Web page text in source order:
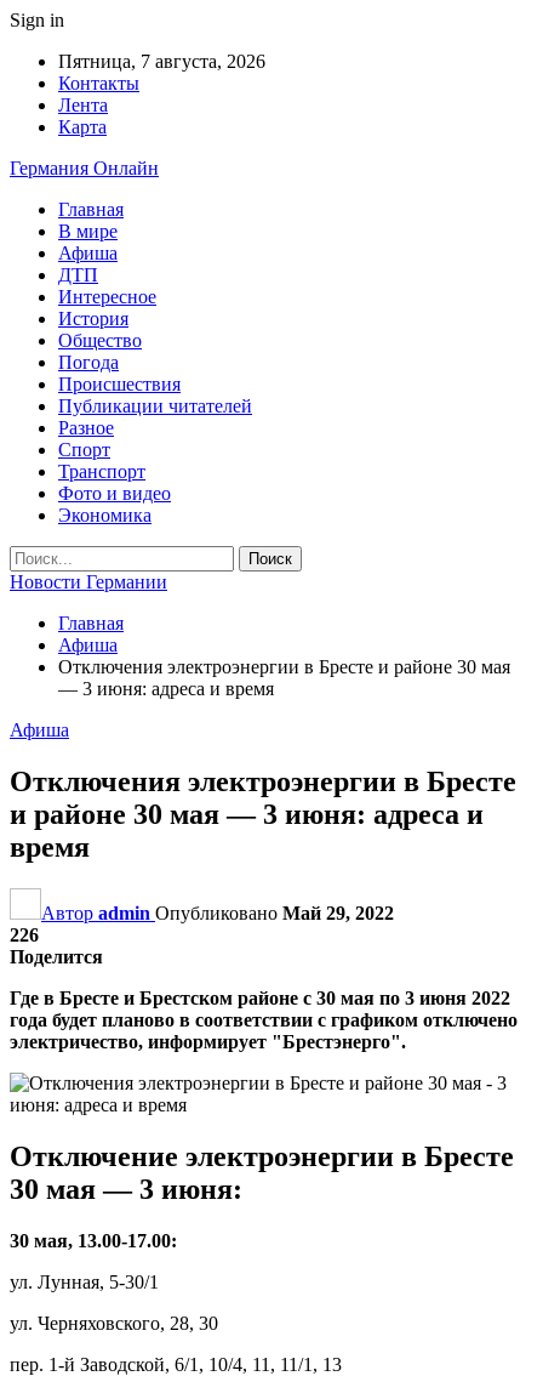
Sign in
Пятница, 7 августа, 2026
Контакты
Лента
Карта
Германия Онлайн
Главная
В мире
Афиша
ДТП
Интересное
История
Общество
Погода
Происшествия
Публикации читателей
Разное
Спорт
Транспорт
Фото и видео
Экономика
Новости Германии
Главная
Афиша
Отключения электроэнергии в Бресте и районе 30 мая
— 3 июня: адреса и время
Афиша
Отключения электроэнергии в Бресте
и районе 30 мая — 3 июня: адреса и
время
Автор admin Опубликовано Май 29, 2022
226
Поделится
Где в Бресте и Брестском районе с 30 мая по 3 июня 2022
года будет планово в соответствии с графиком отключено
электричество, информирует "Брестэнерго".
Отключение электроэнергии в Бресте
30 мая — 3 июня:
30 мая, 13.00-17.00:
ул. Лунная, 5-30/1
ул. Черняховского, 28, 30
пер. 1-й Заводской, 6/1, 10/4, 11, 11/1, 13